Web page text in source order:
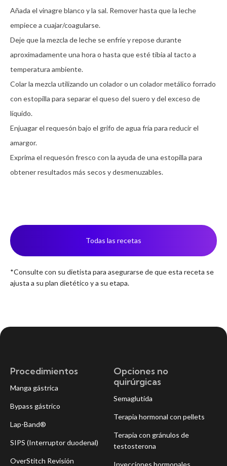
Añada el vinagre blanco y la sal. Remover hasta que la leche
empiece a cuajar/coagularse.
Deje que la mezcla de leche se enfríe y repose durante
aproximadamente una hora o hasta que esté tibia al tacto a
temperatura ambiente.
Colar la mezcla utilizando un colador o un colador metálico forrado
con estopilla para separar el queso del suero y del exceso de
líquido.
Enjuagar el requesón bajo el grifo de agua fría para reducir el
amargor.
Exprima el requesón fresco con la ayuda de una estopilla para
obtener resultados más secos y desmenuzables.
Todas las recetas
*Consulte con su dietista para asegurarse de que esta receta se
ajusta a su plan dietético y a su etapa.
Procedimientos
Manga gástrica
Bypass gástrico
Lap-Band®
SIPS (Interruptor duodenal)
OverStitch Revisión
Opciones no
quirúrgicas
Semaglutida
Terapia hormonal con pellets
Terapia con gránulos de
testosterona
Inyecciones hormonales